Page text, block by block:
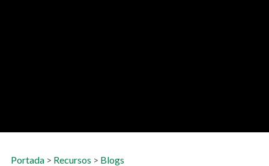
Portada> Recursos > Blogs